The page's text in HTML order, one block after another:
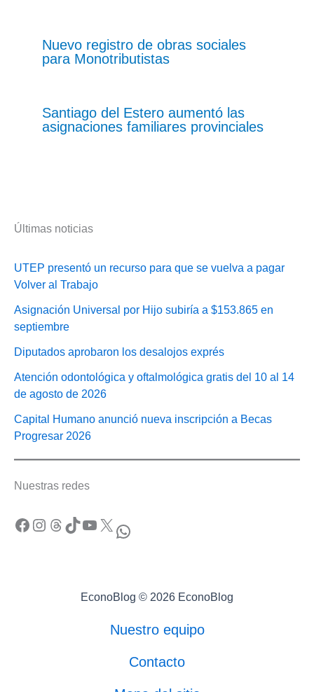
Nuevo registro de obras sociales
para Monotributistas
Santiago del Estero aumentó las
asignaciones familiares provinciales
Últimas noticias
UTEP presentó un recurso para que se vuelva a pagar
Volver al Trabajo
Asignación Universal por Hijo subiría a $153.865 en
septiembre
Diputados aprobaron los desalojos exprés
Atención odontológica y oftalmológica gratis del 10 al 14
de agosto de 2026
Capital Humano anunció nueva inscripción a Becas
Progresar 2026
Nuestras redes
Facebook Instagram Threads TikTok YouTube X WhatsApp
EconoBlog © 2026 EconoBlog
Nuestro equipo
Contacto